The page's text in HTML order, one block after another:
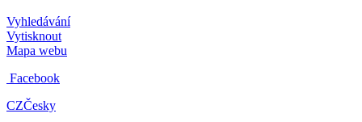
Vyhledávání
Vytisknout
Mapa webu
Facebook
CZČesky